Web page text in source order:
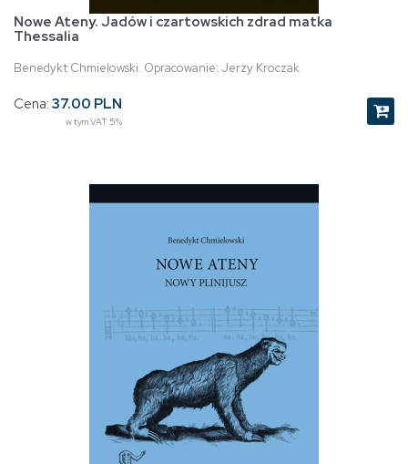
Nowe Ateny. Jadów i czartowskich zdrad matka
Thessalia
Benedykt Chmielowski. Opracowanie: Jerzy Kroczak
Cena: 37.00 PLN
w tym VAT 5%